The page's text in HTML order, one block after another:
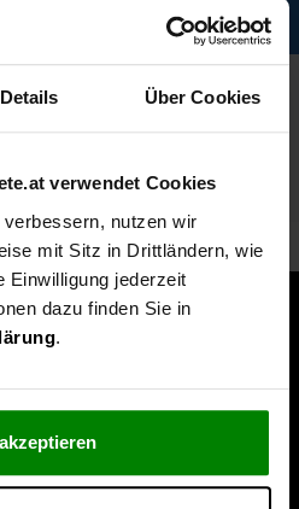
Details Über Cookies
verwendet Cookies
nutzen wir
mit Sitz in Drittländern, wie
Einwilligung jederzeit
dazu finden Sie in
.